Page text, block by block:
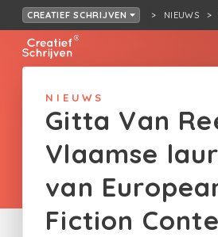
CREATIEF SCHRIJVEN NIEUWS
NIEUWS
Gitta Van
Vlaamse
van
Fiction